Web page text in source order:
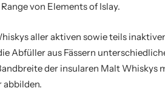
von Elements of Islay.
aller aktiven sowie teils
Abfüller aus Fässern
der insularen Malt Whiskys
abbilden.